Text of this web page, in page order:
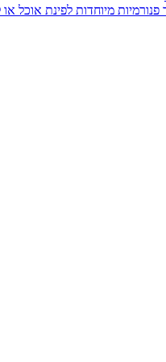
מיוחדות לפינת אוכל או